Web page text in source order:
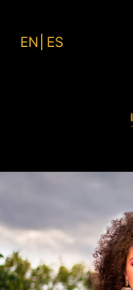
EN ES